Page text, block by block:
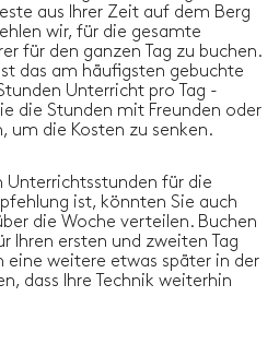
aus Ihrer Zeit auf dem Berg
wir, für die gesamte
für den ganzen Tag zu buchen.
das am häufigsten gebuchte
Unterricht pro Tag -
die Stunden mit Freunden oder
um die Kosten zu senken.
Unterrichtsstunden für die
ist, könnten Sie auch
die Woche verteilen. Buchen
Ihren ersten und zweiten Tag
eine weitere etwas später in der
dass Ihre Technik weiterhin